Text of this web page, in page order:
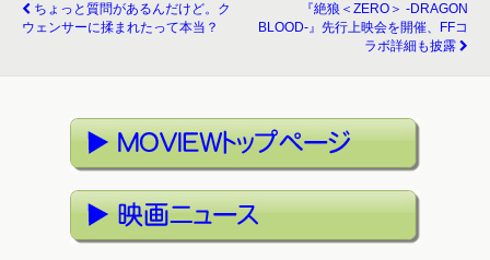
ちょっと質問があるんだけど。ク
ウェンサーに揉まれたって本当？
『絶狼＜ZERO＞ -DRAGON
BLOOD-』先行上映会を開催、FFコ
ラボ詳細も披露